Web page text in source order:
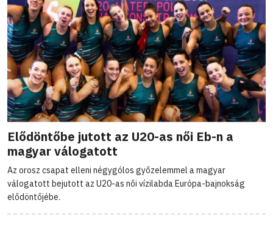
Elődöntőbe jutott az U20-as női Eb-n a
magyar válogatott
Az orosz csapat elleni négygólos győzelemmel a magyar
válogatott bejutott az U20-as női vízilabda Európa-bajnokság
elődöntőjébe.